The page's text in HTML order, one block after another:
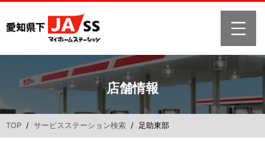
店舗情報
TOP / サービスステーション検索 / 足助東部